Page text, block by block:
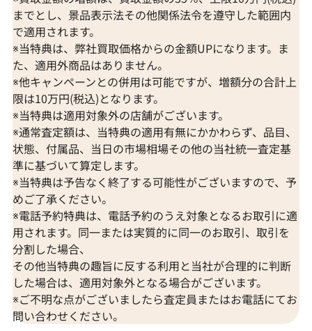
までとし、景品表示法その他関係法令を遵守した範囲内
で適用されます。
※当特典は、弊社買取価格からの金額UPになります。ま
た、適用外商品はありません。
※他キャンペーンとの併用は可能ですが、増額分の合計上
限は10万円(税込)となります。
※当特典は適用対象外の店舗がございます。
※通常査定額は、当特典の適用有無にかかわらず、品目、
状態、付属品、当日の市場相場その他の当社統一査定基
準に基づいて算定します。
※当特典は予告なく終了する可能性がございますので、予
めご了承ください。
※電話予約特典は、電話予約のうえ対象となるお取引に適
用されます。同一または実質的に同一のお取引、取引を
分割した場合、
その他当特典の趣旨に反する利用と当社が合理的に判断
した場合は、適用対象外となる場合がございます。
※ご不明な点がございましたら査定員またはお電話にてお
問い合わせください。